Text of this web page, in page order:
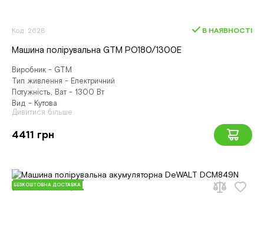
Код: 2628 В НАЯВНОСТІ
Машина полірувальна GTM PO180/1300E
Виробник - GTM
Тип живлення - Електричний
Потужність, Ват - 1300 Вт
Вид - Кутова
Дивитися більше
4411 грн
БЕЗКОШТОВНА ДОСТАВКА